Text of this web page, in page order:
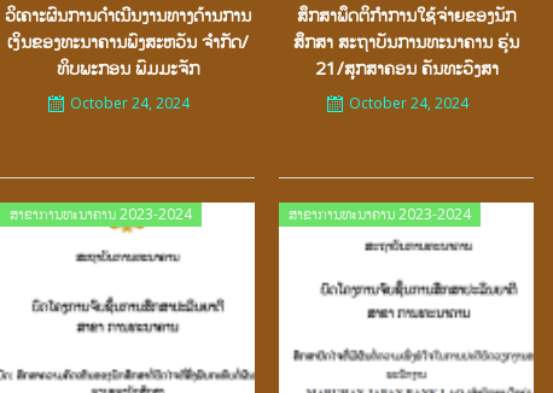
ວິເຄາະຜົນການດຳເນີນງານທາງດ້ານການ
ເງິນຂອງທະນາຄານພົງສະຫວັນ ຈຳກັດ/
ທິບພະກອນ ພົມມະຈັກ
October 24, 2024
ສຶກສາພຶດຕິກຳການໃຊ້ຈ່າຍຂອງນັກ
ສຶກສາ ສະຖາບັນການທະນາຄານ ຮຸ່ນ
21/ສຸກສາຄອນ ຄັນທະວົງສາ
October 24, 2024
ສາຂາການທະນາຄານ 2023-2024
Posted
on
ສາຂາການທະນາຄານ 2023-2024
Posted
on